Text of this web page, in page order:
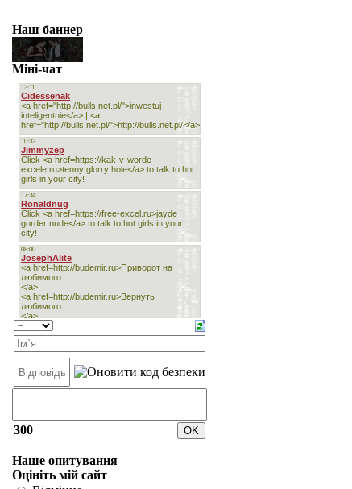
Наш баннер
Міні-чат
300
Наше опитування
Оцініть мій сайт